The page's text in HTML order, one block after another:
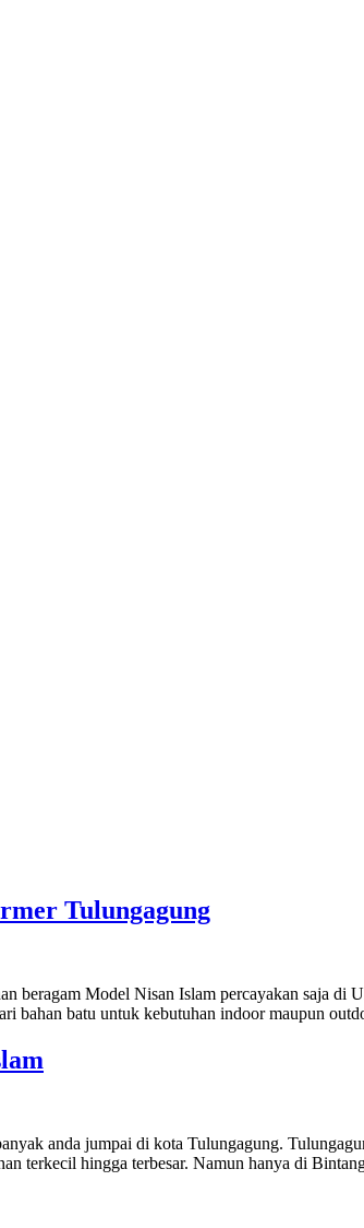
Tulungagung
beragam Model Nisan Islam percayakan saja di
bahan batu untuk kebutuhan indoor maupun
anda jumpai di kota Tulungagung.
terkecil hingga terbesar. Namun hanya di